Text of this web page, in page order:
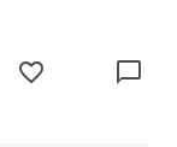
favorite_border chat_bubble_outline